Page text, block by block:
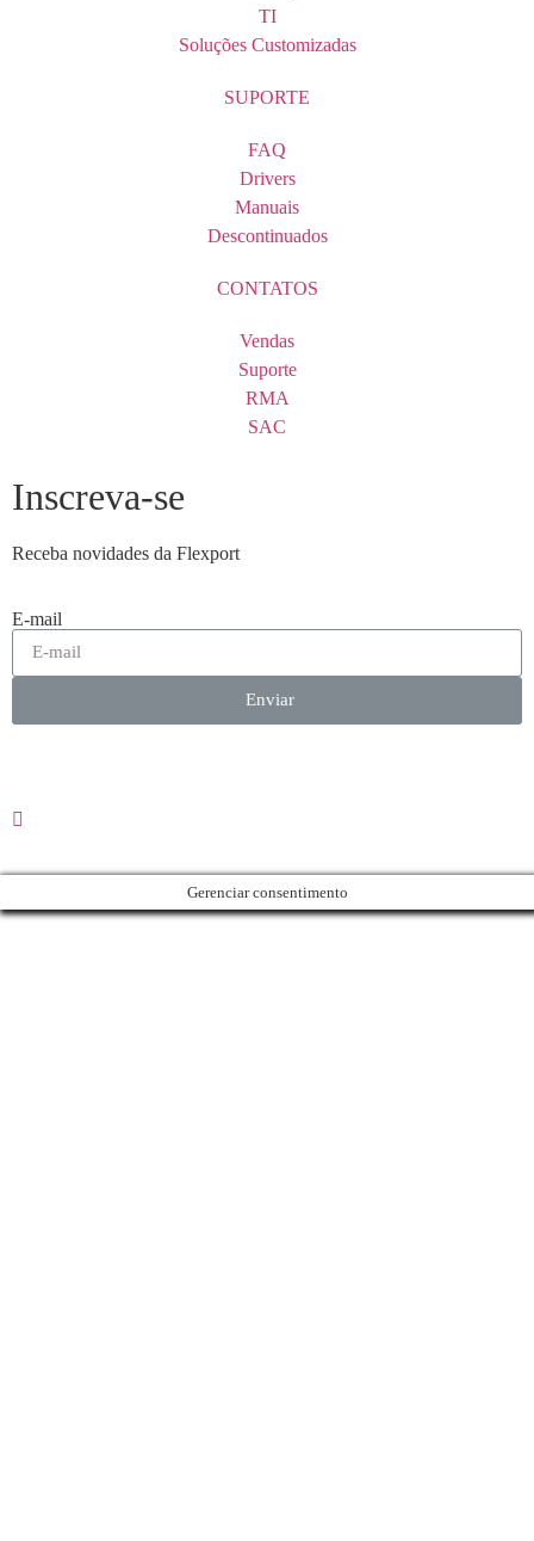
TI
Soluções Customizadas
SUPORTE
FAQ
Drivers
Manuais
Descontinuados
CONTATOS
Vendas
Suporte
RMA
SAC
Inscreva-se
Receba novidades da Flexport
E-mail
Enviar
Gerenciar consentimento